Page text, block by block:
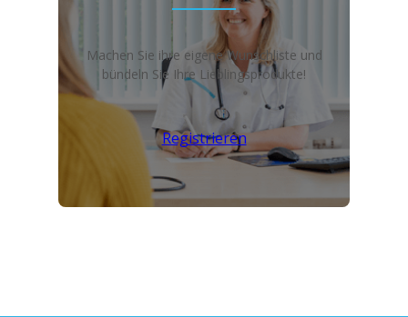
Machen Sie ihre eigene Wunschliste und
bündeln Sie Ihre Lieblingsprodukte!
Registrieren